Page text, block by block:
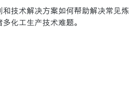
和技术解决方案如何帮助解决常见炼
化工生产技术难题。